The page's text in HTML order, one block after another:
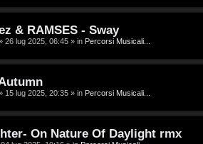
& RAMSES - Sway
26 lug 2025, 06:45 » in Percorsi Musicali...
15 lug 2025, 20:35 » in Percorsi Musicali...
On Nature Of Daylight rmx